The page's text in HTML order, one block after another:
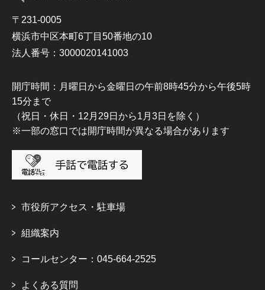
〒231-0005
横浜市中区本町6丁目50番地の10
法人番号：3000020141003
開庁時間：月曜日から金曜日の午前8時45分から午後5時
15分まで
（祝日・休日・12月29日から1月3日を除く）
※一部の窓口では開庁時間が異なる場合があります
市役所アクセス・駐車場
組織案内
コールセンター：045-664-2525
よくある質問